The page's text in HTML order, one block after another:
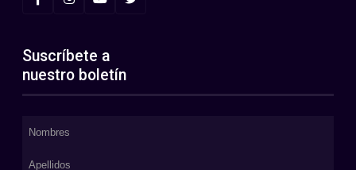
Suscríbete a
nuestro boletín